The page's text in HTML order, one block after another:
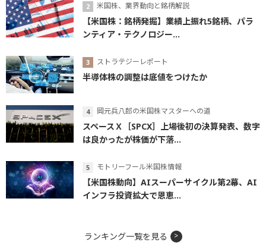
米国株、業界動向と銘柄解説
【米国株：銘柄発掘】業績上振れ5銘柄、パラ
ンティア・テクノロジー...
ストラテジーレポート
半導体株の調整は底値をつけたか
岡元兵八郎の米国株マスターへの道
スペースＸ［SPCX］上場後初の決算発表、数字
は良かったが株価が下落...
モトリーフール米国株情報
【米国株動向】AIスーパーサイクル第2幕、AI
インフラ投資拡大で恩恵...
ランキング一覧を見る